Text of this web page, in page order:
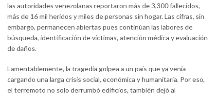
las autoridades venezolanas reportaron más de 3,300 fallecidos,
más de 16 mil heridos y miles de personas sin hogar. Las cifras, sin
embargo, permanecen abiertas pues continúan las labores de
búsqueda, identificación de víctimas, atención médica y evaluación
de daños.
Lamentablemente, la tragedia golpea a un país que ya venía
cargando una larga crisis social, económica y humanitaria. Por eso,
el terremoto no solo derrumbó edificios, también dejó al